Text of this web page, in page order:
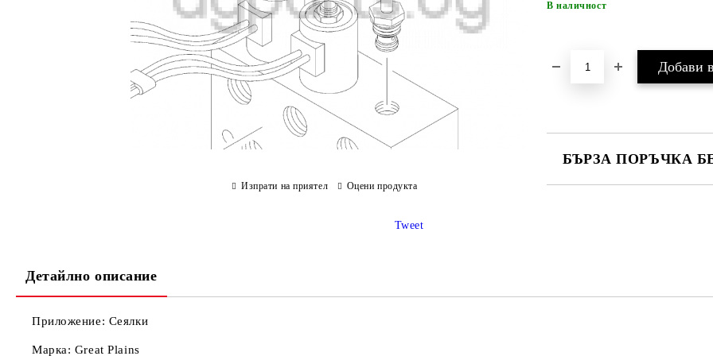
В наличност
БЪРЗА ПОРЪЧКА
Изпрати на приятел Оцени продукта
Tweet
Детайлно описание
Приложение: Сеялки
Марка: Great Plains